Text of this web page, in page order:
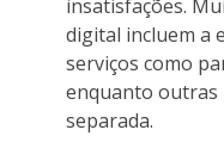
insatisfações.
digital incluem a
serviços como
enquanto outras
separada.